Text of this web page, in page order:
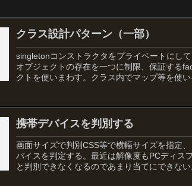
クラス設計パターン（一部）
singletonコンストラクタをプライベートにし
オブジェクトの存在を一つに制限、保証する
クトを使いまわす。クラス内でマップ等を使い
携帯デバイスを判別する
画面サイズで判別CSS等で横幅サイズを指定
バイスを判定する。最近は解像度もPCディス
と判別できなくなるのであまり当てにできな